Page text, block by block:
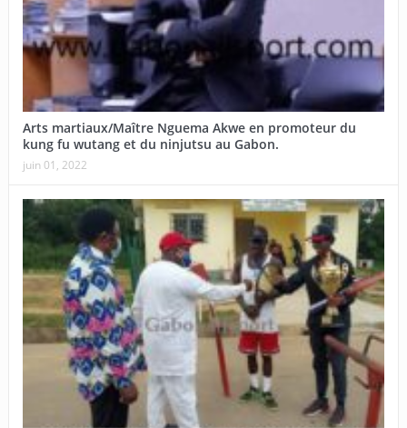
Arts martiaux/Maître Nguema Akwe en promoteur du
kung fu wutang et du ninjutsu au Gabon.
juin 01, 2022